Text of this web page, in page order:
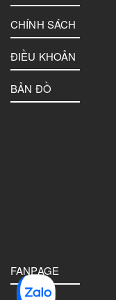
CHÍNH SÁCH
ĐIỀU KHOẢN
BẢN ĐỒ
FANPAGE